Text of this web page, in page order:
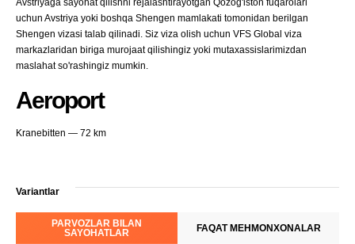
Avstriyaga sayohat qilishni rejalashtirayotgan Qozog'iston fuqarolari
uchun Avstriya yoki boshqa Shengen mamlakati tomonidan berilgan
Shengen vizasi talab qilinadi. Siz viza olish uchun VFS Global viza
markazlaridan biriga murojaat qilishingiz yoki mutaxassislarimizdan
maslahat so'rashingiz mumkin.
Aeroport
Kranebitten — 72 km
Variantlar
PARVOZLAR BILAN
SAYOHATLAR
FAQAT MEHMONXONALAR